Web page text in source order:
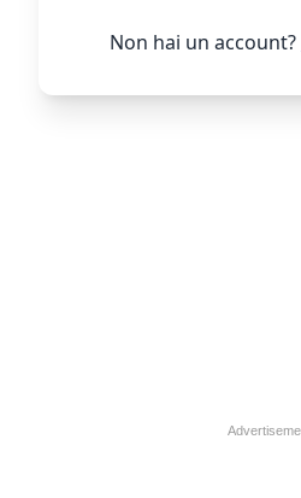
Non hai un account?